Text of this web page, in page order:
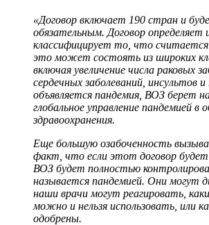
«Договор включает 190 стран и
обязательным. Договор определяет
классифицирует то, что
это может состоять из широких
включая увеличение числа раковых
сердечных заболеваний, инсультов
объявляется пандемия, ВОЗ берет
глобальное управление пандемией в
здравоохранения.
Еще большую озабоченность
факт, что если этот договор будет
ВОЗ будет полностью
называется пандемией. Они могут
наши врачи могут реагировать,
можно и нельзя использовать, или
одобрены.